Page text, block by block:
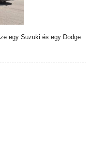
egy Suzuki és egy Dodge